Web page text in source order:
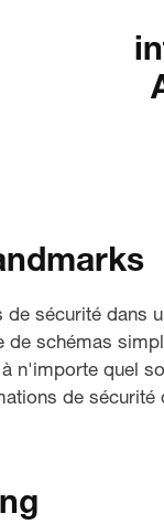
sécurité dans
de schémas
n'importe quel
de